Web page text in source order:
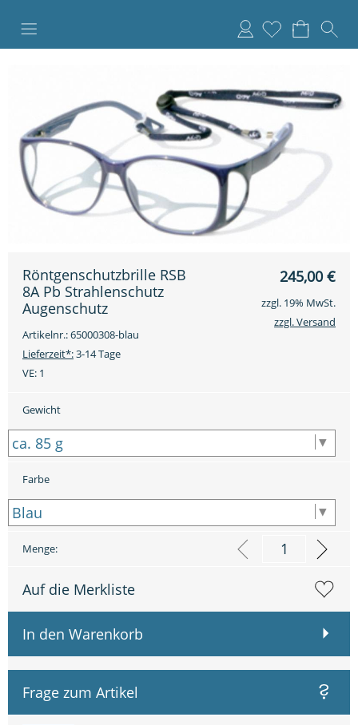
Anmelden
245,00€
Röntgenschutzbrille RSB
8A Pb Strahlenschutz
Augenschutz
Artikelnr.: 65000308-blau
Lieferzeit*:3-14 Tage
VE: 1
zzgl. 19% MwSt.
zzgl. Versand
Gewicht
Farbe
Menge:
Auf die Merkliste
In den Warenkorb
Frage zum Artikel